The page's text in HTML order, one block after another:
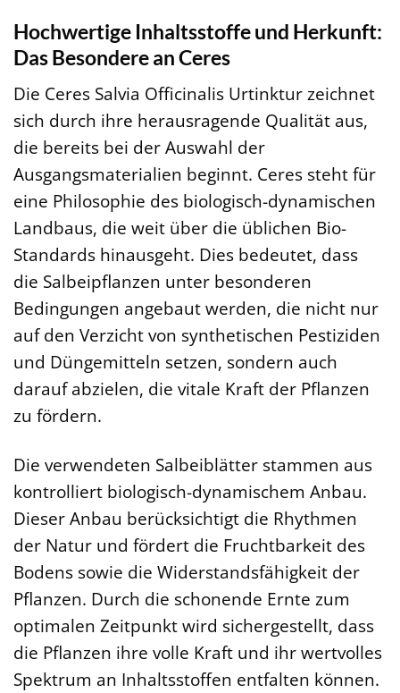
Hochwertige Inhaltsstoffe und Herkunft:
Das Besondere an Ceres
Die Ceres Salvia Officinalis Urtinktur zeichnet
sich durch ihre herausragende Qualität aus,
die bereits bei der Auswahl der
Ausgangsmaterialien beginnt. Ceres steht für
eine Philosophie des biologisch-dynamischen
Landbaus, die weit über die üblichen Bio-
Standards hinausgeht. Dies bedeutet, dass
die Salbeipflanzen unter besonderen
Bedingungen angebaut werden, die nicht nur
auf den Verzicht von synthetischen Pestiziden
und Düngemitteln setzen, sondern auch
darauf abzielen, die vitale Kraft der Pflanzen
zu fördern.
Die verwendeten Salbeiblätter stammen aus
kontrolliert biologisch-dynamischem Anbau.
Dieser Anbau berücksichtigt die Rhythmen
der Natur und fördert die Fruchtbarkeit des
Bodens sowie die Widerstandsfähigkeit der
Pflanzen. Durch die schonende Ernte zum
optimalen Zeitpunkt wird sichergestellt, dass
die Pflanzen ihre volle Kraft und ihr wertvolles
Spektrum an Inhaltsstoffen entfalten können.